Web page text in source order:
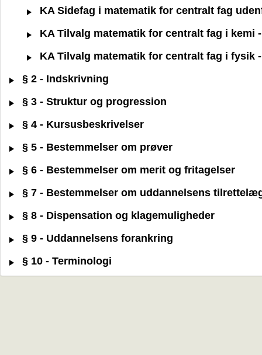
KA Sidefag i matematik for centralt fag
KA Tilvalg matematik for centralt fag i kemi
KA Tilvalg matematik for centralt fag i fysik
§ 2 - Indskrivning
§ 3 - Struktur og progression
§ 4 - Kursusbeskrivelser
§ 5 - Bestemmelser om prøver
§ 6 - Bestemmelser om merit og fritagelser
§ 7 - Bestemmelser om uddannelsens
§ 8 - Dispensation og klagemuligheder
§ 9 - Uddannelsens forankring
§ 10 - Terminologi